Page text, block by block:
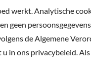
werkt. Analytische
geen
de Algemene
in ons privacybeleid. Als
Wilt u niets missen?
Abonneer u op onze